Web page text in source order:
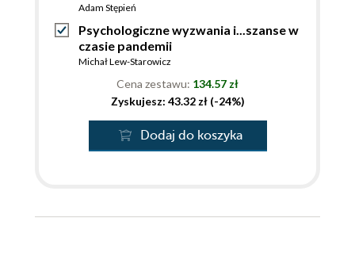
Adam Stępień
Psychologiczne wyzwania i...szanse w
czasie pandemii
Michał Lew-Starowicz
Cena zestawu: 134.57 zł
Zyskujesz: 43.32 zł (-24%)
Dodaj do koszyka